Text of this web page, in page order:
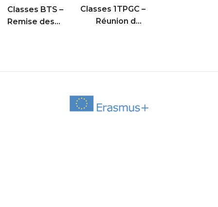
Classes BTS –
Remise des
Classes 1TPGC –
Réunion des